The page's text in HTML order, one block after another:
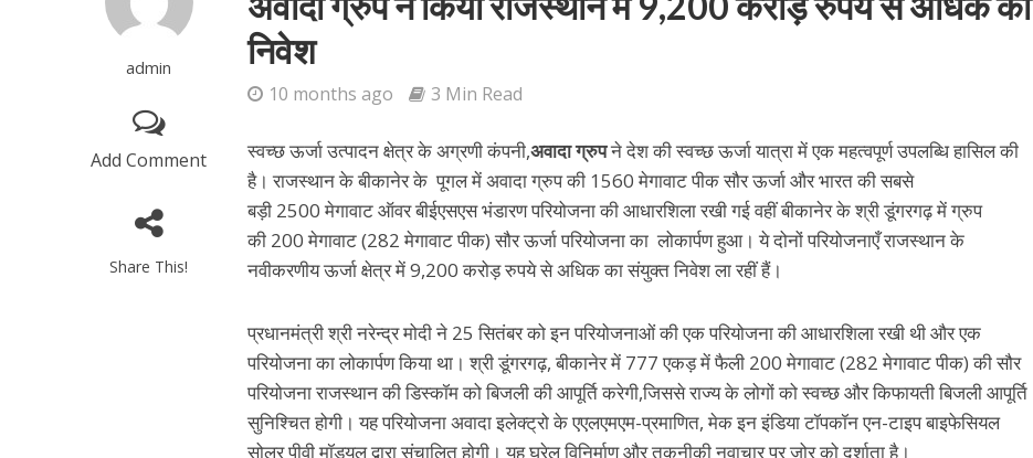
admin
Add Comment
Share This!
निवेश
10 months ago 3 Min Read
स्वच्छ ऊर्जा उत्पादन क्षेत्र के अग्रणी कंपनी,अवादा ग्रुपने देश की स्वच्छ ऊर्जा यात्रा में एक महत्वपूर्ण उपलब्धि हासिल की
है। राजस्थान के बीकानेर के पूगल में अवादा ग्रुप की 1560 मेगावाट पीक सौर ऊर्जा और भारत की सबसे
बड़ी 2500 मेगावाट ऑवर बीईएसएस भंडारण परियोजना की आधारशिला रखी गई वहीं बीकानेर के श्री डूंगरगढ़ में ग्रुप
की 200 मेगावाट (282 मेगावाट पीक) सौर ऊर्जा परियोजना का लोकार्पण हुआ। ये दोनों परियोजनाएँ राजस्थान के
नवीकरणीय ऊर्जा क्षेत्र में 9,200 करोड़ रुपये से अधिक का संयुक्त निवेश ला रहीं हैं।
प्रधानमंत्री श्री नरेन्द्र मोदी ने 25 सितंबर को इन परियोजनाओं की एक परियोजना की आधारशिला रखी थी और एक
परियोजना का लोकार्पण किया था। श्री डूंगरगढ़, बीकानेर में 777 एकड़ में फैली 200 मेगावाट (282 मेगावाट पीक) की सौर
परियोजना राजस्थान की डिस्कॉम को बिजली की आपूर्ति करेगी,जिससे राज्य के लोगों को स्वच्छ और किफायती बिजली आपूर्ति
सुनिश्चित होगी। यह परियोजना अवादा इलेक्ट्रो के एएलएमएम-प्रमाणित, मेक इन इंडिया टॉपकॉन एन-टाइप बाइफेसियल
सोलर पीवी मॉड्यूल द्वारा संचालित होगी। यह घरेलू विनिर्माण और तकनीकी नवाचार पर ज़ोर को दर्शाता है।